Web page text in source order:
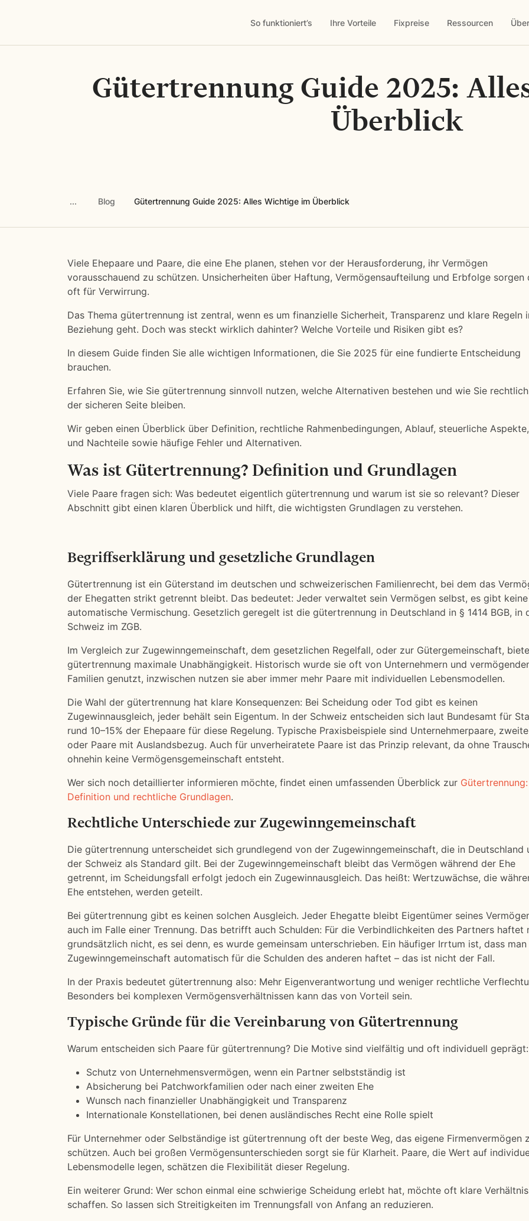
So funktioniert’s Ihre Vorteile Fixpreise Ressourcen
Gütertrennung Guide 2025:
Überblick
Blog Gütertrennung Guide 2025: Alles Wichtige im Überblick
Viele Ehepaare und Paare, die eine Ehe planen, stehen vor der Herausforderung, ihr Vermögen
vorausschauend zu schützen. Unsicherheiten über Haftung, Vermögensaufteilung und Erbfolge sorgen
oft für Verwirrung.
Das Thema gütertrennung ist zentral, wenn es um finanzielle Sicherheit, Transparenz und klare Regeln
Beziehung geht. Doch was steckt wirklich dahinter? Welche Vorteile und Risiken gibt es?
In diesem Guide finden Sie alle wichtigen Informationen, die Sie 2025 für eine fundierte Entscheidung
brauchen.
Erfahren Sie, wie Sie gütertrennung sinnvoll nutzen, welche Alternativen bestehen und wie Sie
der sicheren Seite bleiben.
Wir geben einen Überblick über Definition, rechtliche Rahmenbedingungen, Ablauf, steuerliche
und Nachteile sowie häufige Fehler und Alternativen.
Was ist Gütertrennung? Definition und Grundlagen
Viele Paare fragen sich: Was bedeutet eigentlich gütertrennung und warum ist sie so relevant? Dieser
Abschnitt gibt einen klaren Überblick und hilft, die wichtigsten Grundlagen zu verstehen.
Begriffserklärung und gesetzliche Grundlagen
Gütertrennung ist ein Güterstand im deutschen und schweizerischen Familienrecht, bei dem das
der Ehegatten strikt getrennt bleibt. Das bedeutet: Jeder verwaltet sein Vermögen selbst, es gibt keine
automatische Vermischung. Gesetzlich geregelt ist die gütertrennung in Deutschland in § 1414 BGB, in
Schweiz im ZGB.
Im Vergleich zur Zugewinngemeinschaft, dem gesetzlichen Regelfall, oder zur Gütergemeinschaft,
gütertrennung maximale Unabhängigkeit. Historisch wurde sie oft von Unternehmern und
Familien genutzt, inzwischen nutzen sie aber immer mehr Paare mit individuellen Lebensmodellen.
Die Wahl der gütertrennung hat klare Konsequenzen: Bei Scheidung oder Tod gibt es keinen
Zugewinnausgleich, jeder behält sein Eigentum. In der Schweiz entscheiden sich laut Bundesamt für
rund 10–15% der Ehepaare für diese Regelung. Typische Praxisbeispiele sind Unternehmerpaare,
oder Paare mit Auslandsbezug. Auch für unverheiratete Paare ist das Prinzip relevant, da ohne
ohnehin keine Vermögensgemeinschaft entsteht.
Wer sich noch detaillierter informieren möchte, findet einen umfassenden Überblick zur Gütertrennung:
Definition und rechtliche Grundlagen.
Rechtliche Unterschiede zur Zugewinngemeinschaft
Die gütertrennung unterscheidet sich grundlegend von der Zugewinngemeinschaft, die in Deutschland
der Schweiz als Standard gilt. Bei der Zugewinngemeinschaft bleibt das Vermögen während der Ehe
getrennt, im Scheidungsfall erfolgt jedoch ein Zugewinnausgleich. Das heißt: Wertzuwächse, die
Ehe entstehen, werden geteilt.
Bei gütertrennung gibt es keinen solchen Ausgleich. Jeder Ehegatte bleibt Eigentümer seines
auch im Falle einer Trennung. Das betrifft auch Schulden: Für die Verbindlichkeiten des Partners haftet
grundsätzlich nicht, es sei denn, es wurde gemeinsam unterschrieben. Ein häufiger Irrtum ist, dass man
Zugewinngemeinschaft automatisch für die Schulden des anderen haftet – das ist nicht der Fall.
In der Praxis bedeutet gütertrennung also: Mehr Eigenverantwortung und weniger rechtliche
Besonders bei komplexen Vermögensverhältnissen kann das von Vorteil sein.
Typische Gründe für die Vereinbarung von Gütertrennung
Warum entscheiden sich Paare für gütertrennung? Die Motive sind vielfältig und oft individuell geprägt:
Schutz von Unternehmensvermögen, wenn ein Partner selbstständig ist
Absicherung bei Patchworkfamilien oder nach einer zweiten Ehe
Wunsch nach finanzieller Unabhängigkeit und Transparenz
Internationale Konstellationen, bei denen ausländisches Recht eine Rolle spielt
Für Unternehmer oder Selbständige ist gütertrennung oft der beste Weg, das eigene Firmenvermögen
schützen. Auch bei großen Vermögensunterschieden sorgt sie für Klarheit. Paare, die Wert auf
Lebensmodelle legen, schätzen die Flexibilität dieser Regelung.
Ein weiterer Grund: Wer schon einmal eine schwierige Scheidung erlebt hat, möchte oft klare
schaffen. So lassen sich Streitigkeiten im Trennungsfall von Anfang an reduzieren.